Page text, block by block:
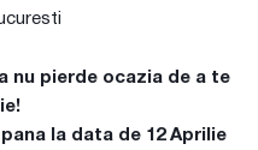
nu pierde ocazia de a te
pana la data de 12 Aprilie